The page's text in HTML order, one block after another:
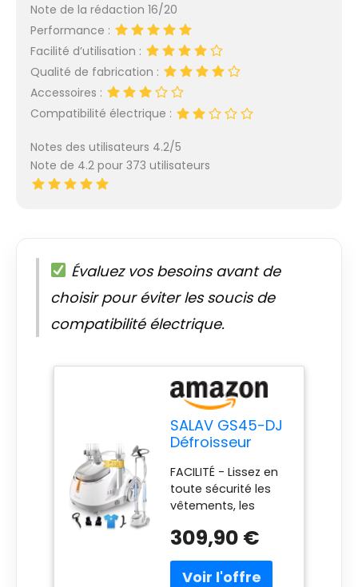
Note de la rédaction 16/20
Performance :
Facilité d’utilisation :
Qualité de fabrication :
Accessoires :
Compatibilité électrique :
Notes des utilisateurs 4.2/5
Note de 4.2 pour 373 utilisateurs
Évaluez vos besoins avant de
choisir pour éviter les soucis de
compatibilité électrique.
SALAV GS45-DJ
Défroisseur
Professionnel
Vertical avec
roulettes, Cintre
Multifonction
Extra Large,
Brosse en Tissu
et Mini Palette
FACILITÉ - Lissez en
toute sécurité les
vêtements, les
d'ameublement et
n'importe quel
309,90 €